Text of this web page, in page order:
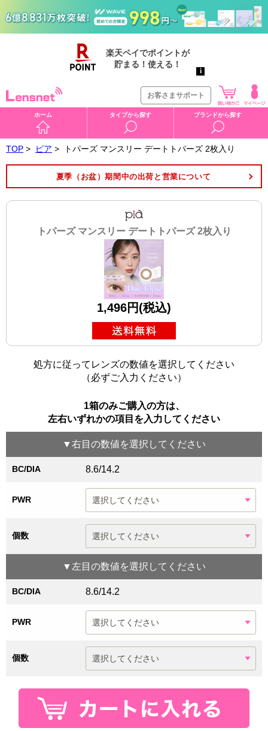
お客さまサポート
ホーム タイプから探す ブランドから探す
TOP > ピア > トパーズ マンスリー デートトパーズ 2枚入り
夏季（お盆）期間中の出荷と営業について
トパーズ マンスリー デートトパーズ 2枚入り
1,496円(税込)
処方に従ってレンズの数値を選択してください
（必ずご入力ください）
1箱のみご購入の方は、
左右いずれかの項目を入力してください
▼右目 の数値を選択してください
BC/DIA 8.6/14.2
PWR
個数
▼ 左目 の数値を選択してください
BC/DIA 8.6/14.2
PWR
個数